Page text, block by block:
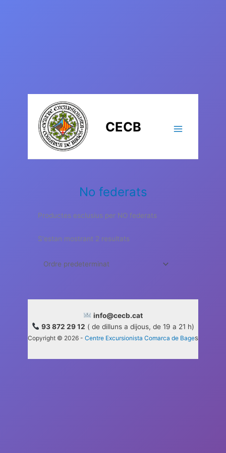
CECB
No federats
Productes esclusius per NO federats
S'estan mostrant 2 resultats
info@cecb.cat
93 872 29 12 ( de dilluns a dijous, de 19 a 21 h)
Copyright © 2026 - Centre Excursionista Comarca de Bages